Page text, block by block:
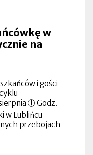
w
na
i gości
🕕 Godz.
w Lublińcu
przebojach